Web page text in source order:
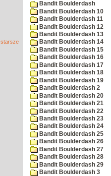
starsze
Bandit Boulderdash
Bandit Boulderdash 10
Bandit Boulderdash 11
Bandit Boulderdash 12
Bandit Boulderdash 13
Bandit Boulderdash 14
Bandit Boulderdash 15
Bandit Boulderdash 16
Bandit Boulderdash 17
Bandit Boulderdash 18
Bandit Boulderdash 19
Bandit Boulderdash 2
Bandit Boulderdash 20
Bandit Boulderdash 21
Bandit Boulderdash 22
Bandit Boulderdash 23
Bandit Boulderdash 24
Bandit Boulderdash 25
Bandit Boulderdash 26
Bandit Boulderdash 27
Bandit Boulderdash 28
Bandit Boulderdash 29
Bandit Boulderdash 3